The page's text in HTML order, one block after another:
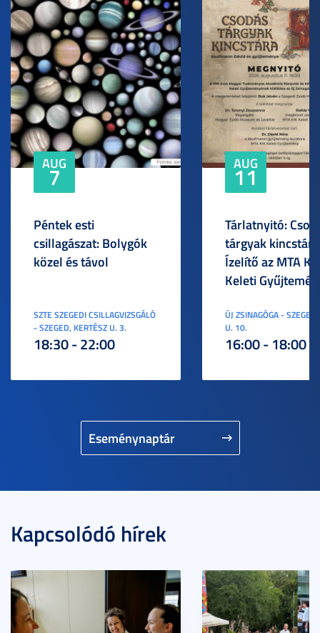
Eseménynaptár
AUG
7
Péntek esti
csillagászat: Bolygók
közel és távol
SZTE SZEGEDI CSILLAGVIZSGÁLÓ
- SZEGED, KERTÉSZ U. 3.
18:30 - 22:00
AUG
11
Tárlatnyitó:
tárgyak
Ízelítő az MTA
Keleti
ÚJ ZSINAGÓGA -
U. 10.
16:00 - 18:00
Kapcsolódó hírek